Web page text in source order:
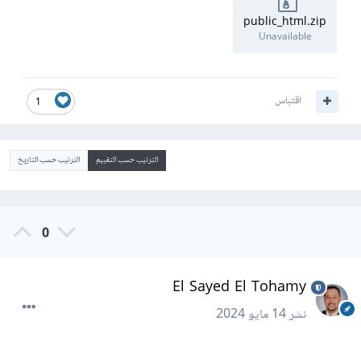
public_html.zip
Unavailable
1 اقتباس
الترتيب حسب التقييم الترتيب حسب التاريخ
0
El Sayed El Tohamy
نشر14 مايو 2024